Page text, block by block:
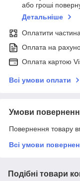
або гроші
Детальніше
Оплатити
Оплата на
Оплата картою
Всі умови оплати
Умови
Повернення товару
Всі умови
Подібні товари